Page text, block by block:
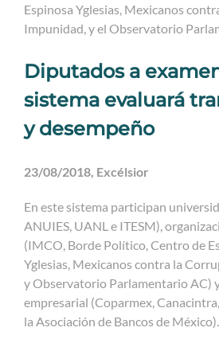
Espinosa Yglesias, Mexicanos
Impunidad, y el Observatorio
Diputados a
sistema evaluará
y desempeño
23/08/2018, Excélsior
En este sistema participan
ANUIES, UANL e ITESM),
(IMCO, Borde Político, Centro de
Yglesias, Mexicanos contra la
y Observatorio Parlamentario AC)
empresarial (Coparmex,
la Asociación de Bancos de México).